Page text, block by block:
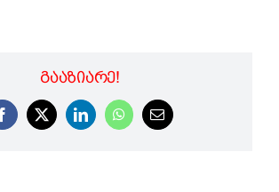
ᲒᲐᲐᲖᲘᲐᲠᲔ!
Facebook
X LinkedInWhatsApp
Email